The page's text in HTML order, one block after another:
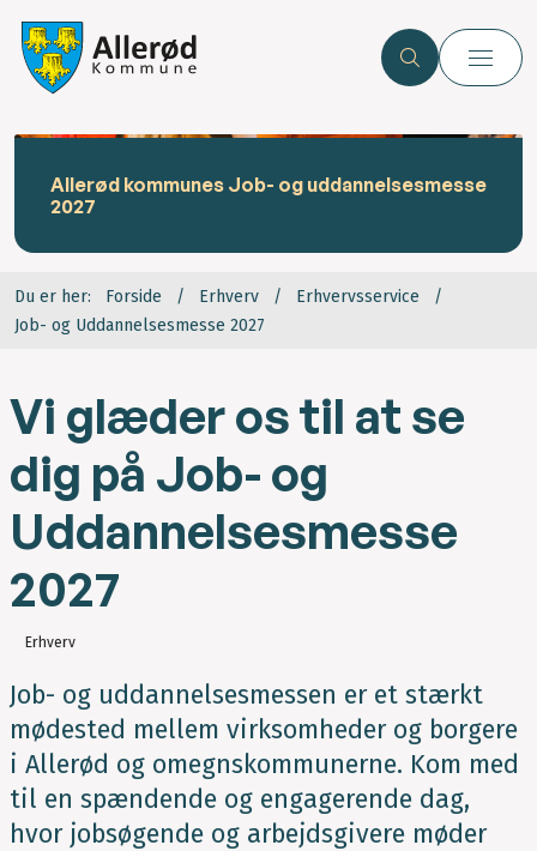
Allerød kommunes Job- og uddannelsesmesse
2027
Du er her: Forside Erhverv
Erhvervsservice
Job- og Uddannelsesmesse 2027
Vi glæder os til at se
dig på Job- og
Uddannelsesmesse
2027
Erhverv
Job- og uddannelsesmessen er et stærkt
mødested mellem virksomheder og borgere
i Allerød og omegnskommunerne. Kom med
til en spændende og engagerende dag,
hvor jobsøgende og arbejdsgivere møder